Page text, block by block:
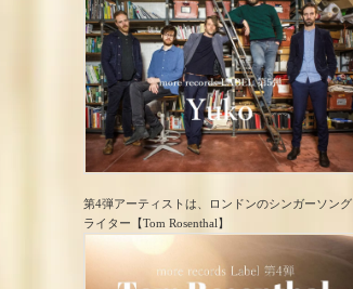
第4弾アーティストは、ロンドンのシンガーソング
ライター【Tom Rosenthal】